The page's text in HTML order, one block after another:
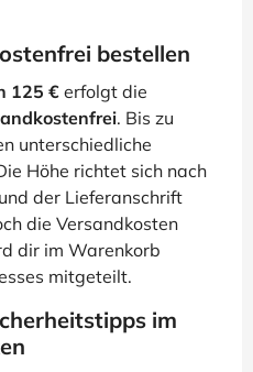
bestellen
125 € erfolgt die
. Bis zu
unterschiedliche
Höhe richtet sich nach
der Lieferanschrift
die Versandkosten
dir im Warenkorb
mitgeteilt.
im